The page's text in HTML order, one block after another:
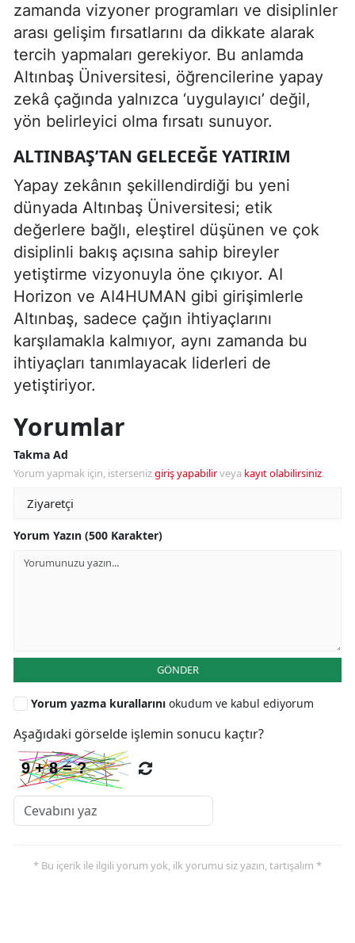
zamanda vizyoner programları ve disiplinler
arası gelişim fırsatlarını da dikkate alarak
tercih yapmaları gerekiyor. Bu anlamda
Altınbaş Üniversitesi, öğrencilerine yapay
zekâ çağında yalnızca ‘uygulayıcı’ değil,
yön belirleyici olma fırsatı sunuyor.
ALTINBAŞ’TAN GELECEĞE YATIRIM
Yapay zekânın şekillendirdiği bu yeni
dünyada Altınbaş Üniversitesi; etik
değerlere bağlı, eleştirel düşünen ve çok
disiplinli bakış açısına sahip bireyler
yetiştirme vizyonuyla öne çıkıyor. AI
Horizon ve AI4HUMAN gibi girişimlerle
Altınbaş, sadece çağın ihtiyaçlarını
karşılamakla kalmıyor, aynı zamanda bu
ihtiyaçları tanımlayacak liderleri de
yetiştiriyor.
Yorumlar
Takma Ad
Yorum yapmak için, istersenizgiriş yapabilirveya kayıt olabilirsiniz.
Yorum Yazın (500 Karakter)
GÖNDER
Yorum yazma kurallarını okudum ve kabul ediyorum
Aşağıdaki görselde işlemin sonucu kaçtır?
* Bu içerik ile ilgili yorum yok, ilk yorumu siz yazın, tartışalım *